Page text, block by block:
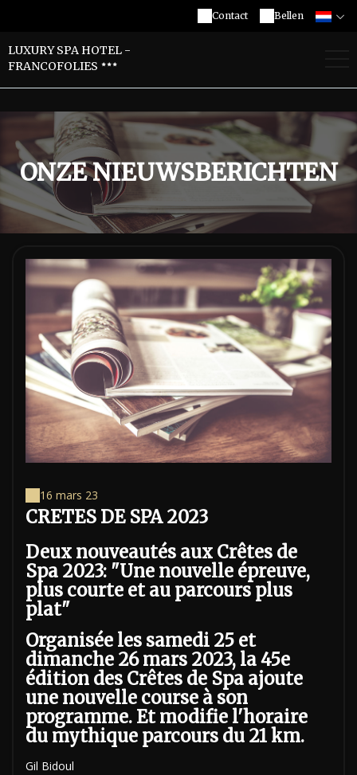
Bellen
Contact
LUXURY SPA HOTEL -
FRANCOFOLIES
ONZE NIEUWSBERICHTEN
16 mars 23
CRETES DE SPA 2023
Deux nouveautés aux Crêtes de
Spa 2023: "Une nouvelle épreuve,
plus courte et au parcours plus
plat"
Organisée les samedi 25 et
dimanche 26 mars 2023, la 45e
édition des Crêtes de Spa ajoute
une nouvelle course à son
programme. Et modifie l'horaire
du mythique parcours du 21 km.
Gil Bidoul